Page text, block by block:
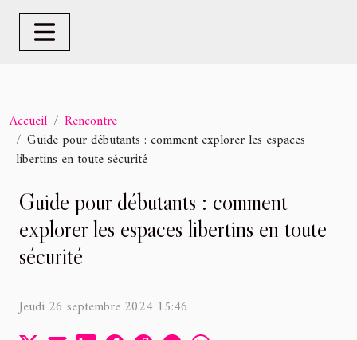
Accueil
Rencontre
Guide pour débutants : comment explorer les espaces
libertins en toute sécurité
Guide pour débutants : comment
explorer les espaces libertins en toute
sécurité
Jeudi 26 septembre 2024 15:46